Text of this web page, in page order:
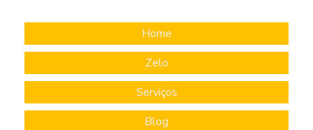
Home
Zelo
Serviços
Blog